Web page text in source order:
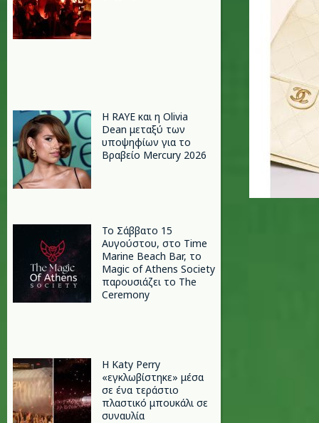
Η RAYE και η Olivia
Dean μεταξύ των
υποψηφίων για το
Βραβείο Mercury 2026
Το Σάββατο 15
Αυγούστου, στο Time
Marine Beach Bar, το
Magic of Athens Society
παρουσιάζει το The
Ceremony
H Katy Perry
«εγκλωβίστηκε» μέσα
σε ένα τεράστιο
πλαστικό μπουκάλι σε
συναυλία